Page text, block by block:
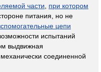
части
при котором
питания, но не
цепи
испытаний
выдвижная
соединенной